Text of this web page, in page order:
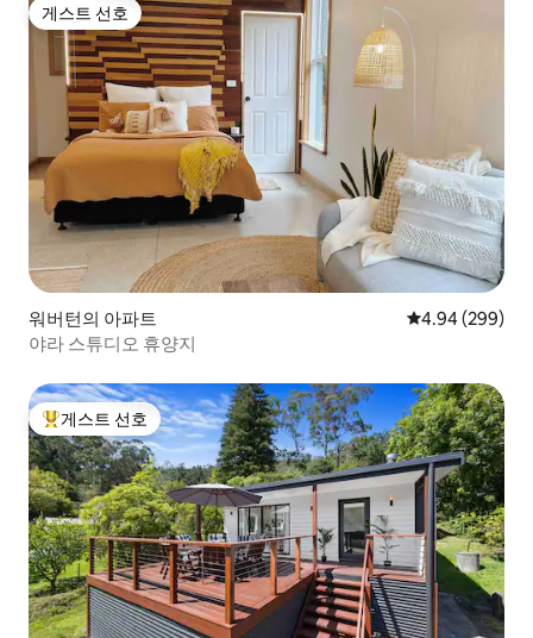
게스트 선호
게스트 선호
워버턴의 아파트 평점 4.94점(5
4.94 (299)
야라 스튜디오 휴양지
상위 게스트 선호
게스트 선호